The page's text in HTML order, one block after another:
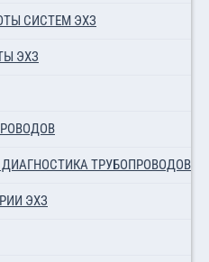
СИСТЕМ ЭХЗ
ЭХЗ
ТРУБОПРОВОДОВ
ЭХЗ